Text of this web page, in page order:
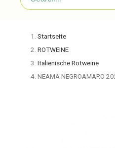
Startseite
ROTWEINE
Italienische Rotweine
NEAMA NEGROAMARO